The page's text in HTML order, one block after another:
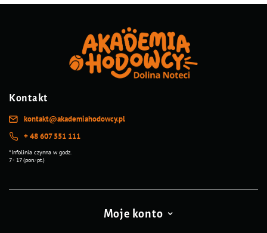
Kontakt
kontakt@akademiahodowcy.pl
+ 48 607 551 111
*Infolinia czynna w godz.
7 - 17 (pon.-pt.)
Moje konto